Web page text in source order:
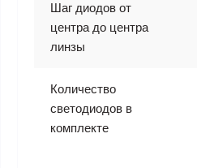
Шаг диодов от
центра до центра
линзы
Количество
светодиодов в
комплекте